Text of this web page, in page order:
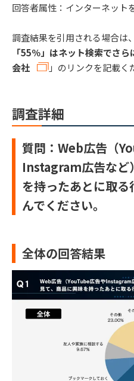
回答者属性：インターネット
調査結果を引用される場合は
「55％」はネット検索でさ
会社
」のリンクを記載く
調査詳細
質問：Web広告（
Instagram広告など
を持ったあとに取
んでください。
全体の回答結果